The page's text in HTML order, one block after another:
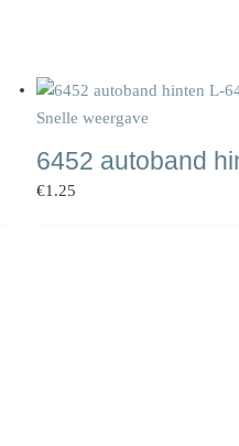
Snelle weergave
6452 autoband
€1.25